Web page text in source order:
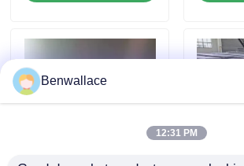
Nieuws
Gevallen
Benwallace
12:31 PM